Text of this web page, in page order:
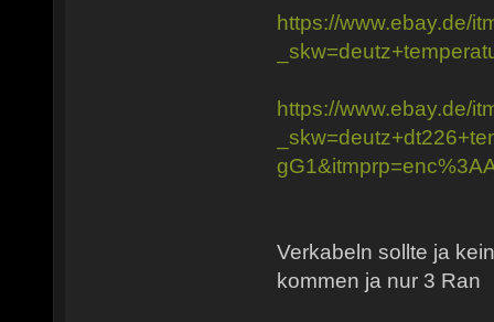
https://www.ebay.de/
https://www.ebay.de/
Verkabeln sollte ja
kommen ja nur 3 Ran